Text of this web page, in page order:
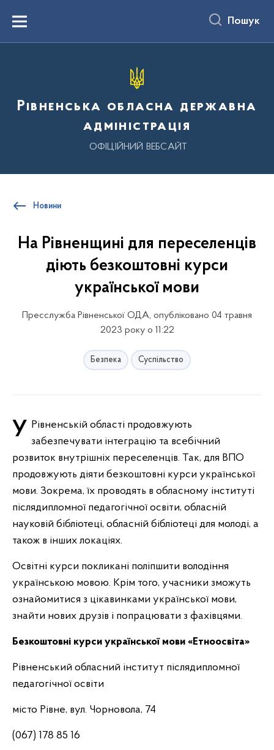
вмістуMenu Пошук
Рівненська обласна державна
адміністрація
ОФІЦІЙНИЙ ВЕБСАЙТ
Новини
На Рівненщині для переселенців
діють безкоштовні курси
української мови
Пресслужба Рівненської ОДА, опубліковано 04 травня
2023 року о 11:22
Безпека Суспільство
У Рівненській області продовжують забезпечувати інтеграцію та всебічний
розвиток внутрішніх переселенців. Так, для ВПО
продовжують діяти безкоштовні курси української
мови. Зокрема, їх проводять в обласному інституті
післядипломної педагогічної освіти, обласній
науковій бібліотеці, обласній бібліотеці для молоді, а
також в інших локаціях.
Освітні курси покликані поліпшити володіння
українською мовою. Крім того, учасники зможуть
ознайомитися з цікавинками української мови,
знайти нових друзів і попрацювати з фахівцями.
Безкоштовні курси української мови «Етноосвіта»
Рівненський обласний інститут післядипломної
педагогічної освіти
місто Рівне, вул. Чорновола, 74
(067) 178 85 16